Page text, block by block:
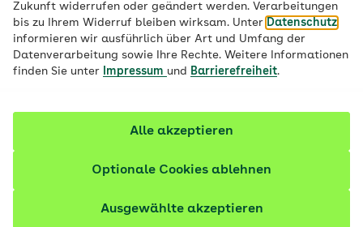
Zukunft widerrufen oder geändert werden. Verarbeitungen
bis zu Ihrem Widerruf bleiben wirksam. Unter Datenschutz
informieren wir ausführlich über Art und Umfang der
Datenverarbeitung sowie Ihre Rechte. Weitere Informationen
finden Sie unter
Impressum und Barrierefreiheit.
Ausgewählte akzeptieren
Optionale Cookies ablehnen
Alle akzeptieren